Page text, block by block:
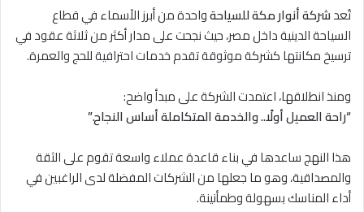
تُعدشركة أنوار مكة للسياحةواحدة من أبرز الأسماء في قطاع
السياحة الدينية داخل مصر، حيث نجحت على مدار أكثر من ثلاثة عقود في
ترسيخ مكانتها كشركة موثوقة تقدم خدمات احترافية للحج والعمرة.
ومنذ انطلاقها، اعتمدت الشركة على مبدأ واضح:
“راحة العميل أولًا.. والخدمة المتكاملة أساس النجاح.”
هذا النهج ساعدها في بناء قاعدة عملاء واسعة تقوم على الثقة
والمصداقية، وهو ما جعلها من الشركات المفضلة لدى الراغبين في
أداء المناسك بسهولة وطمأنينة.